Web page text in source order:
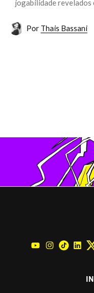
jogabilidade
Por Thais Bassani